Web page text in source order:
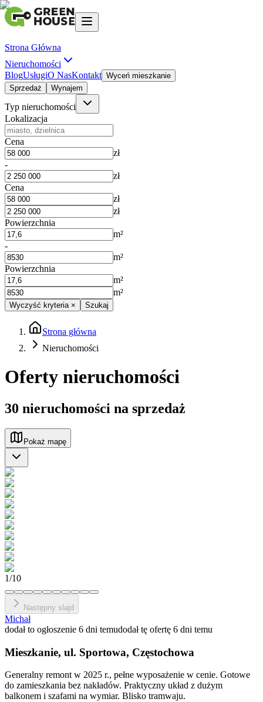
Strona Główna
Nieruchomości
BlogUsługiO NasKontakt Wyceń mieszkanie
Sprzedaż
Wynajem
Typ nieruchomości
Lokalizacja
Cena
zł
-
zł
Cena
zł
zł
Powierzchnia
m²
-
m²
Powierzchnia
m²
m²
Wyczyść kryteria× Szukaj
Strona główna
Nieruchomości
Oferty nieruchomości
30 nieruchomości na sprzedaż
Pokaż mapę
1/10
Następny slajd
Michał
dodał to ogłoszenie 6 dni temudodał tę ofertę 6 dni temu
Mieszkanie, ul. Sportowa, Częstochowa
Generalny remont w 2025 r., pełne wyposażenie w cenie. Gotowe
do zamieszkania bez nakładów. Praktyczny układ z dużym
balkonem i szafami na wymiar. Blisko tramwaju.